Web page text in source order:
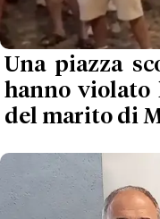
Una piazza
hanno violato
del marito di